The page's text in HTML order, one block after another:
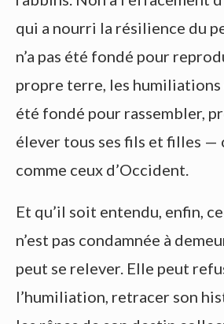
qui a nourri la résilience du
n’a pas été fondé pour
propre terre, les humiliations
été fondé pour rassembler,
élever tous ses fils et filles —
comme ceux d’Occident.
Et qu’il soit entendu, enfin,
n’est pas condamnée à
peut se relever. Elle peut
l’humiliation, retracer son